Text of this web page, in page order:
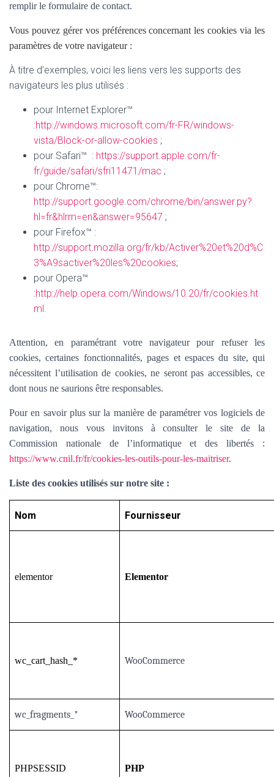
remplir le formulaire de contact.
Vous pouvez gérer vos préférences concernant les cookies via les
paramètres de votre navigateur :
À titre d’exemples, voici les liens vers les supports des
navigateurs les plus utilisés :
pour Internet Explorer™
:http://windows.microsoft.com/fr-FR/windows-
vista/Block-or-allow-cookies ;
pour Safari™ : https://support.apple.com/fr-
fr/guide/safari/sfri11471/mac ;
pour Chrome™:
http://support.google.com/chrome/bin/answer.py?
hl=fr&hlrm=en&answer=95647 ;
pour Firefox™ :
http://support.mozilla.org/fr/kb/Activer%20et%20d%C
3%A9sactiver%20les%20cookies;
pour Opera™
:http://help.opera.com/Windows/10.20/fr/cookies.ht
ml
Attention, en paramétrant votre navigateur pour refuser les
cookies, certaines fonctionnalités, pages et espaces du site, qui
nécessitent l’utilisation de cookies, ne seront pas accessibles, ce
dont nous ne saurions être responsables.
Pour en savoir plus sur la manière de paramétrer vos logiciels de
navigation, nous vous invitons à consulter le site de la
Commission nationale de l’informatique et des libertés :
https://www.cnil.fr/fr/cookies-les-outils-pour-les-maitriser.
Liste des cookies utilisés sur notre site :
Nom Fournisseur
elementor Elementor
wc_cart_hash_* WooCommerce
wc_fragments_* WooCommerce
PHPSESSID PHP